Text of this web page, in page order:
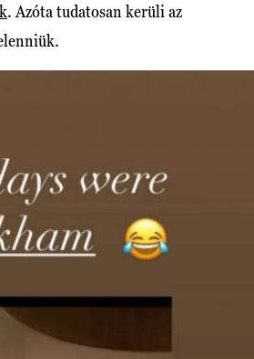
. Azóta tudatosan kerüli az